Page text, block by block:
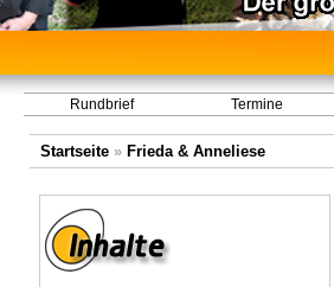
Rundbrief Termine
Startseite» Frieda & Anneliese